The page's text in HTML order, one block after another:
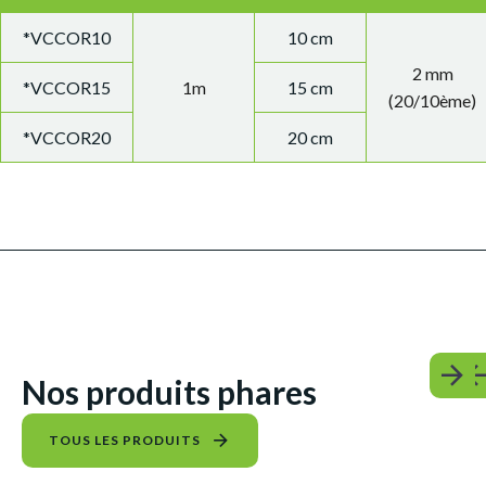
*VCCOR10
1m
10 cm
2 mm
(20/10ème)
*VCCOR15 15 cm
*VCCOR20 20 cm
Nos produits phares
TOUS LES PRODUITS